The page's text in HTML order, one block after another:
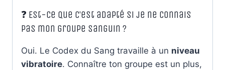
❓ Est-ce que c’est adapté si je ne connais
pas mon groupe sanguin ?
Oui. Le Codex du Sang travaille à un niveau
vibratoire. Connaître ton groupe est un plus,